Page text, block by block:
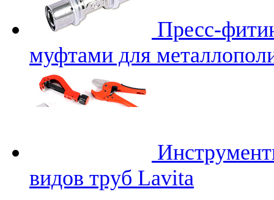
Пресс-
муфтами для
видов труб Lavita